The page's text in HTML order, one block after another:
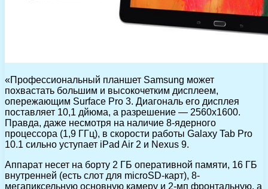
«Профессиональный планшет Samsung может
похвастать большим и высокочетким дисплеем,
опережающим Surface Pro 3. Диагональ его дисплея
поставляет 10,1 дйюма, а разрешение — 2560х1600.
Правда, даже несмотря на наличие 8-ядерного
процессора (1,9 ГГц), в скорости работы Galaxy Tab Pro
10.1 сильно уступает iPad Air 2 и Nexus 9.
Аппарат несет на борту 2 ГБ оперативной памяти, 16 ГБ
внутренней (есть слот для microSD-карт), 8-
мегапиксельную основную камеру и 2-мп фронтальную, а